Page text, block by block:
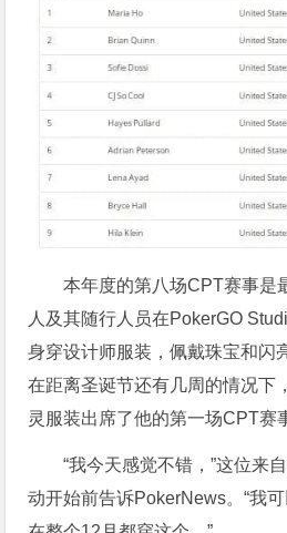
本年度的第八场CPT赛事是
人及其随行人员在PokerGO
身穿设计师服装，佩戴珠宝和闪
在距离圣诞节还有几周的情况下
灵服装出席了他的第一场CPT赛
“我今天感觉不错，”这位来
动开始前告诉PokerNews。“我